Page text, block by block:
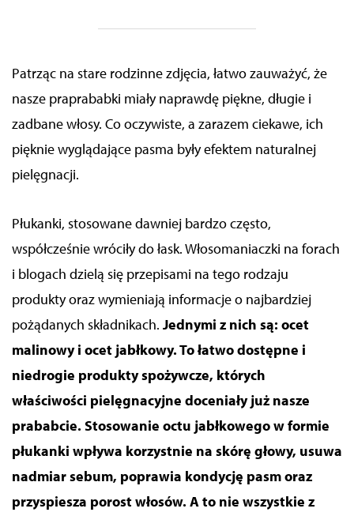
Patrząc na stare rodzinne zdjęcia, łatwo zauważyć, że
nasze praprababki miały naprawdę piękne, długie i
zadbane włosy. Co oczywiste, a zarazem ciekawe, ich
pięknie wyglądające pasma były efektem naturalnej
pielęgnacji.
Płukanki, stosowane dawniej bardzo często,
współcześnie wróciły do łask. Włosomaniaczki na forach
i blogach dzielą się przepisami na tego rodzaju
produkty oraz wymieniają informacje o najbardziej
pożądanych składnikach. Jednymi z nich są: ocet
malinowy i ocet jabłkowy. Tołatwo dostępne i
niedrogie produkty spożywcze, których
właściwości pielęgnacyjne doceniały już nasze
prababcie. Stosowanie octu jabłkowegow formie
płukanki wpływa korzystnie na skórę głowy, usuwa
nadmiar sebum, poprawia kondycję pasmoraz
przyspiesza porost włosów. A to nie wszystkie z